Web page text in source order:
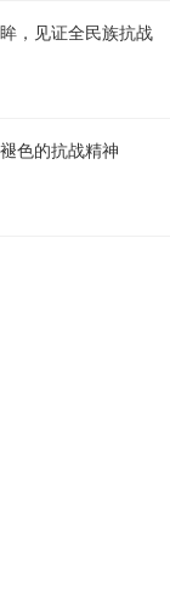
，见证全民族抗战
色的抗战精神